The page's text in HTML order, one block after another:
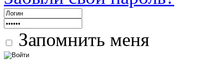
Запомнить меня